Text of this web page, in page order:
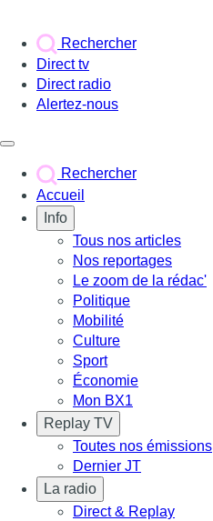
Rechercher
Direct tv
Direct radio
Alertez-nous
Rechercher
Accueil
Info
Tous nos articles
Nos reportages
Le zoom de la rédac'
Politique
Mobilité
Culture
Sport
Économie
Mon BX1
Replay TV
Toutes nos émissions
Dernier JT
La radio
Direct & Replay